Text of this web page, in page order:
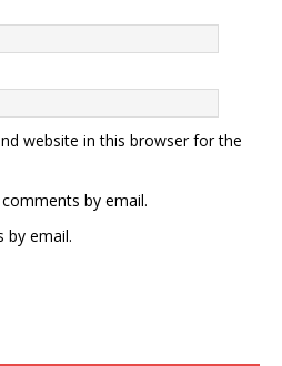
website in this browser for the
by email.
by email.